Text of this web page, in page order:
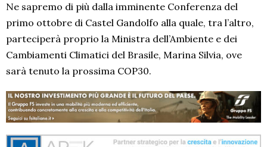
Ne sapremo di più dalla imminente Conferenza del
primo ottobre di Castel Gandolfo alla quale, tra l’altro,
parteciperà proprio la Ministra dell’Ambiente e dei
Cambiamenti Climatici del Brasile, Marina Silvia, ove
sarà tenuto la prossima COP30.